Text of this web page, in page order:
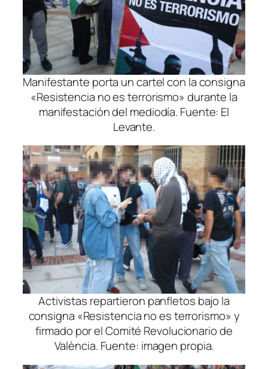
Manifestante porta un cartel con la consigna
«Resistencia no es terrorismo» durante la
manifestación del mediodía. Fuente: El
Levante.
Activistas repartieron panfletos bajo la
consigna «Resistencia no es terrorismo» y
firmado por el Comité Revolucionario de
València. Fuente: imagen propia.